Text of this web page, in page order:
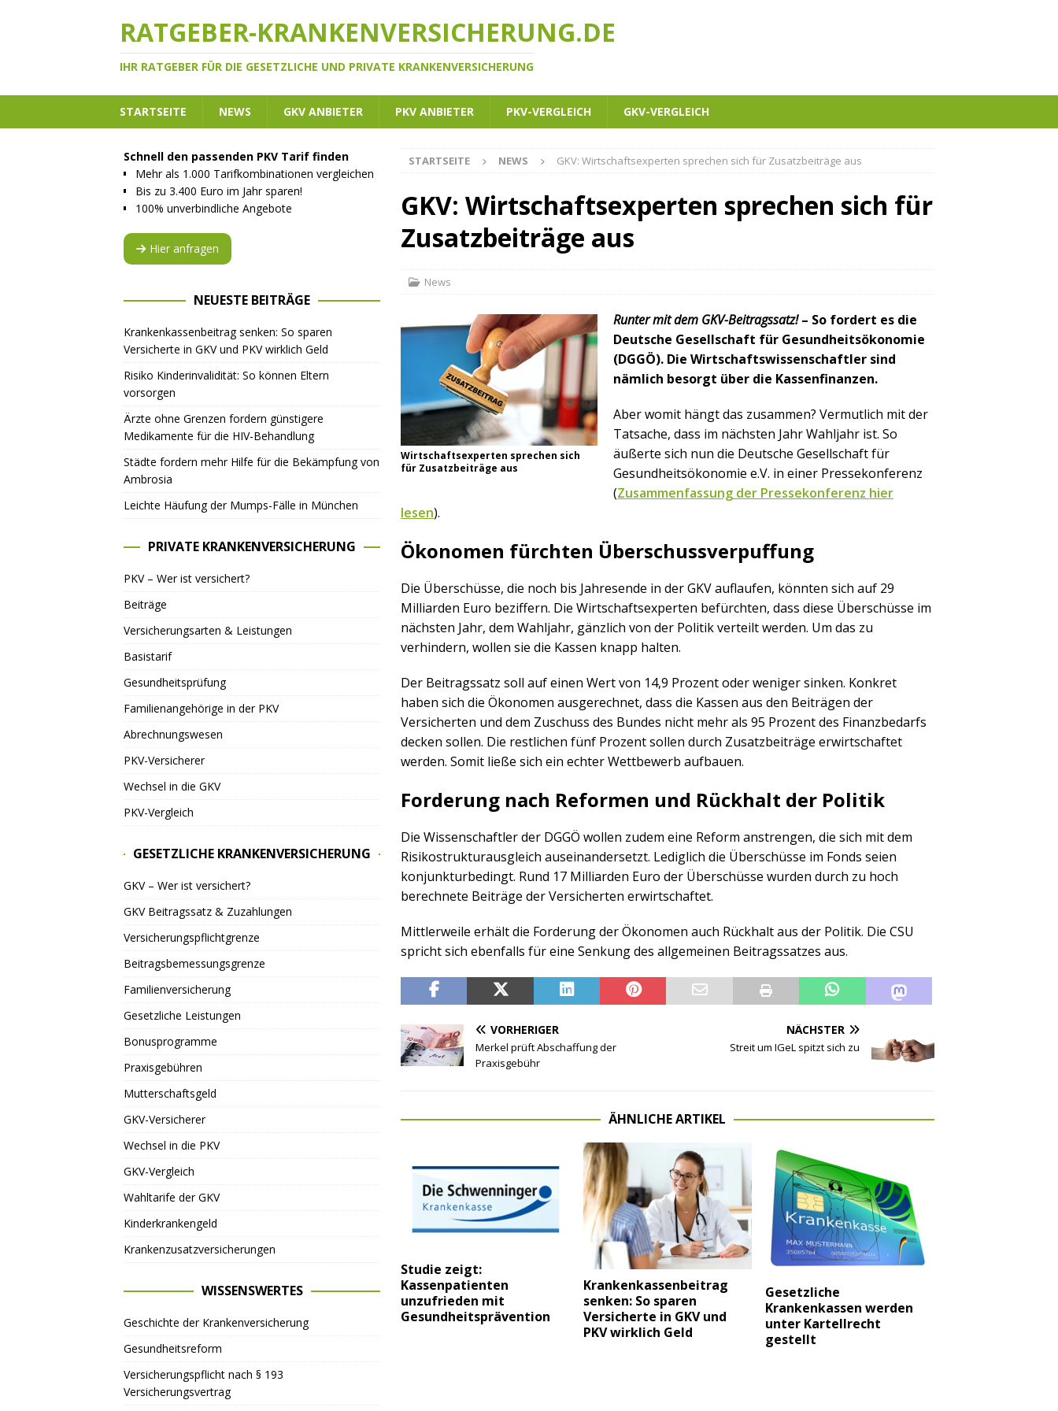
RATGEBER-KRANKENVERSICHERUNG.DE
IHR RATGEBER FÜR DIE GESETZLICHE UND PRIVATE KRANKENVERSICHERUNG
STARTSEITE NEWS GKV ANBIETER PKV ANBIETER PKV-VERGLEICH GKV-VERGLEICH
STARTSEITE NEWS GKV: Wirtschaftsexperten sprechen sich für Zusatzbeiträge aus
GKV: Wirtschaftsexperten sprechen sich für
Zusatzbeiträge aus
News
Wirtschaftsexperten sprechen sich
für Zusatzbeiträge aus
Runter mit dem GKV-Beitragssatz!– So fordert es die
Deutsche Gesellschaft für Gesundheitsökonomie
(DGGÖ). Die Wirtschaftswissenschaftler sind
nämlich besorgt über die Kassenfinanzen.
Aber womit hängt das zusammen? Vermutlich mit der
Tatsache, dass im nächsten Jahr Wahljahr ist. So
äußerte sich nun die Deutsche Gesellschaft für
Gesundheitsökonomie e.V. in einer Pressekonferenz
(Zusammenfassung der Pressekonferenz hier
lesen).
Ökonomen fürchten Überschussverpuffung
Die Überschüsse, die noch bis Jahresende in der GKV auflaufen, könnten sich auf 29
Milliarden Euro beziffern. Die Wirtschaftsexperten befürchten, dass diese Überschüsse im
nächsten Jahr, dem Wahljahr, gänzlich von der Politik verteilt werden. Um das zu
verhindern, wollen sie die Kassen knapp halten.
Der Beitragssatz soll auf einen Wert von 14,9 Prozent oder weniger sinken. Konkret
haben sich die Ökonomen ausgerechnet, dass die Kassen aus den Beiträgen der
Versicherten und dem Zuschuss des Bundes nicht mehr als 95 Prozent des Finanzbedarfs
decken sollen. Die restlichen fünf Prozent sollen durch Zusatzbeiträge erwirtschaftet
werden. Somit ließe sich ein echter Wettbewerb aufbauen.
Forderung nach Reformen und Rückhalt der Politik
Die Wissenschaftler der DGGÖ wollen zudem eine Reform anstrengen, die sich mit dem
Risikostrukturausgleich auseinandersetzt. Lediglich die Überschüsse im Fonds seien
konjunkturbedingt. Rund 17 Milliarden Euro der Überschüsse wurden durch zu hoch
berechnete Beiträge der Versicherten erwirtschaftet.
Mittlerweile erhält die Forderung der Ökonomen auch Rückhalt aus der Politik. Die CSU
spricht sich ebenfalls für eine Senkung des allgemeinen Beitragssatzes aus.
VORHERIGER
Merkel prüft Abschaffung der
Praxisgebühr
NÄCHSTER
Streit um IGeL spitzt sich zu
ÄHNLICHE ARTIKEL
Studie zeigt:
Kassenpatienten
unzufrieden mit
Gesundheitsprävention
Krankenkassenbeitrag
senken: So sparen
Versicherte in GKV und
PKV wirklich Geld
Gesetzliche
Krankenkassen werden
unter Kartellrecht
gestellt
Schnell den passenden PKV Tarif finden
Mehr als 1.000 Tarifkombinationen vergleichen
Bis zu 3.400 Euro im Jahr sparen!
100% unverbindliche Angebote
Hier anfragen
NEUESTE BEITRÄGE
Krankenkassenbeitrag senken: So sparen
Versicherte in GKV und PKV wirklich Geld
Risiko Kinderinvalidität: So können Eltern
vorsorgen
Ärzte ohne Grenzen fordern günstigere
Medikamente für die HIV-Behandlung
Städte fordern mehr Hilfe für die Bekämpfung von
Ambrosia
Leichte Häufung der Mumps-Fälle in München
PRIVATE KRANKENVERSICHERUNG
PKV – Wer ist versichert?
Beiträge
Versicherungsarten & Leistungen
Basistarif
Gesundheitsprüfung
Familienangehörige in der PKV
Abrechnungswesen
PKV-Versicherer
Wechsel in die GKV
PKV-Vergleich
GESETZLICHE KRANKENVERSICHERUNG
GKV – Wer ist versichert?
GKV Beitragssatz & Zuzahlungen
Versicherungspflichtgrenze
Beitragsbemessungsgrenze
Familienversicherung
Gesetzliche Leistungen
Bonusprogramme
Praxisgebühren
Mutterschaftsgeld
GKV-Versicherer
Wechsel in die PKV
GKV-Vergleich
Wahltarife der GKV
Kinderkrankengeld
Krankenzusatzversicherungen
WISSENSWERTES
Geschichte der Krankenversicherung
Gesundheitsreform
Versicherungspflicht nach § 193
Versicherungsvertrag